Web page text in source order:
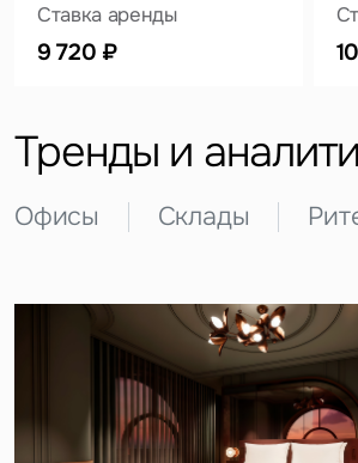
Ставка аренды
9 720 ₽
Тренды и
Офисы Склады
Вопрос
Жалоба
Объявление
Это обязательное поле
Это обязательное поле